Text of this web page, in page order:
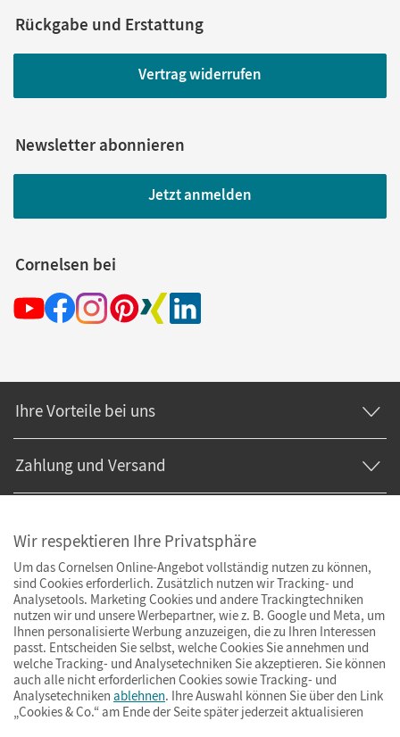
Rückgabe und Erstattung
Vertrag widerrufen
Newsletter abonnieren
Jetzt anmelden
Cornelsen bei
Ihre Vorteile bei uns
Zahlung und Versand
ImpressumAGBDatenschutzBarrierefreiheitCookies & Co.
Wir respektieren Ihre Privatsphäre
Um das Cornelsen Online-Angebot vollständig nutzen zu können,
sind Cookies erforderlich. Zusätzlich nutzen wir Tracking- und
Analysetools. Marketing Cookies und andere Trackingtechniken
nutzen wir und unsere Werbepartner, wie z. B. Google und Meta, um
Ihnen personalisierte Werbung anzuzeigen, die zu Ihren Interessen
passt. Entscheiden Sie selbst, welche Cookies Sie annehmen und
welche Tracking- und Analysetechniken Sie akzeptieren. Sie können
auch alle nicht erforderlichen Cookies sowie Tracking- und
Analysetechniken ablehnen. Ihre Auswahl können Sie über den Link
„Cookies & Co.“ am Ende der Seite später jederzeit aktualisieren